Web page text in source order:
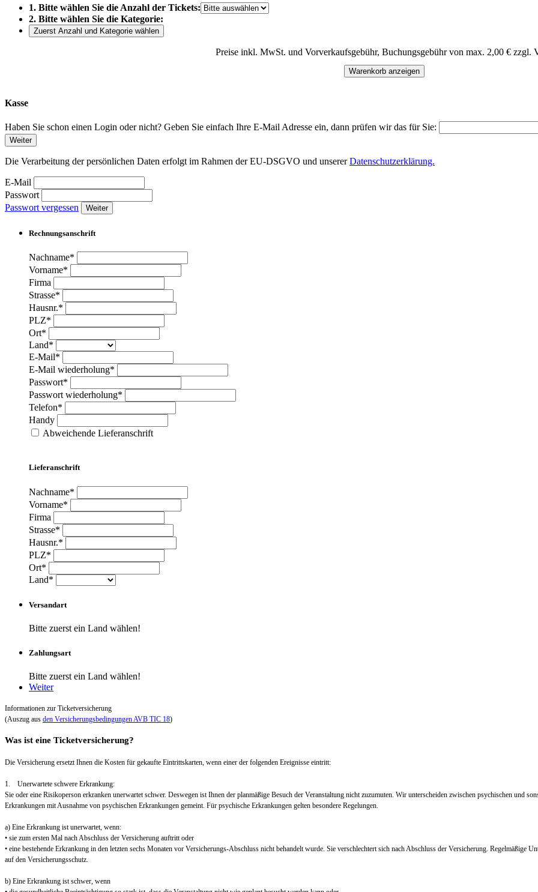
1. Bitte wählen Sie die Anzahl der Tickets:
2. Bitte wählen Sie die Kategorie:
Zuerst Anzahl und Kategorie wählen
Preise inkl. MwSt. und Vorverkaufsgebühr, Buchungsgebühr von max. 2,00 € zzgl.
Warenkorb anzeigen
Kasse
Haben Sie schon einen Login oder nicht? Geben Sie einfach Ihre E-Mail Adresse ein, dann prüfen wir das für Sie:
Weiter
Die Verarbeitung der persönlichen Daten erfolgt im Rahmen der EU-DSGVO und unsererDatenschutzerklärung.
E-Mail
Passwort
Passwort vergessen
Weiter
Rechnungsanschrift
Nachname*
Vorname*
Firma
Strasse*
Hausnr.*
PLZ*
Ort*
Land*
E-Mail*
E-Mail wiederholung*
Passwort*
Passwort wiederholung*
Telefon*
Handy
Abweichende Lieferanschrift
Lieferanschrift
Nachname*
Vorname*
Firma
Strasse*
Hausnr.*
PLZ*
Ort*
Land*
Versandart
Bitte zuerst ein Land wählen!
Zahlungsart
Bitte zuerst ein Land wählen!
Weiter
Informationen zur Ticketversicherung
(Auszug aus den Versicherungsbedingungen AVB TIC 18)
Was ist eine Ticketversicherung?
Die Versicherung ersetzt Ihnen die Kosten für gekaufte Eintrittskarten, wenn einer der folgenden Ereignisse eintritt:
1. Unerwartete schwere Erkrankung:
Sie oder eine Risikoperson erkranken unerwartet schwer. Deswegen ist Ihnen der planmäßige Besuch der Veranstaltung nicht zuzumuten. Wir unterscheiden zwischen psychischen und
Erkrankungen mit Ausnahme von psychischen Erkrankungen gemeint. Für psychische Erkrankungen gelten besondere Regelungen.
a) Eine Erkrankung ist unerwartet, wenn:
• sie zum ersten Mal nach Abschluss der Versicherung auftritt oder
• eine bestehende Erkrankung in den letzten sechs Monaten vor Versicherungs-Abschluss nicht behandelt wurde. Sie verschlechtert sich nach Abschluss der Versicherung. Regelmäßige
auf den Versicherungsschutz.
b) Eine Erkrankung ist schwer, wenn